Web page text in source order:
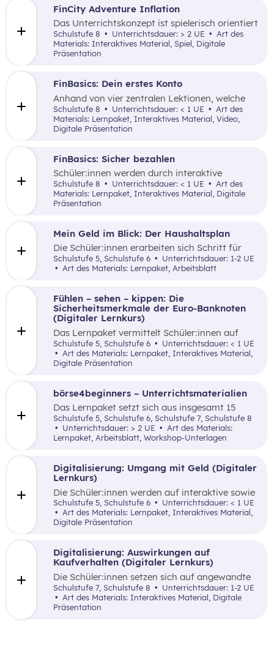
FinCity Adventure Inflation
Das Unterrichtskonzept ist spielerisch orientiert
und vermittelt den Schüler:innen wichtiges
Grundlagenwissen zur Inflation und wie sich
diese im alltäglichen Leben zeigt.
Schulstufe 8 Unterrichtsdauer: > 2 UE
Art des
Materials: Interaktives Material, Spiel, Digitale
Präsentation
FinBasics: Dein erstes Konto
Anhand von vier zentralen Lektionen, welche
interaktive Elemente nutzen, werden den
Schüler:innen wesentliche Inhalte zu den
unterschiedlichen Funktionen und dem Nutzen
eines Girokontos vermittelt.
Schulstufe 8 Unterrichtsdauer: < 1 UE
Materials: Lernpaket, Interaktives Material, Video,
Digitale Präsentation
FinBasics: Sicher bezahlen
Schüler:innen werden durch interaktive
Alltagsszenarien mit unterschiedlichen
Zahlungsmöglichkeiten und den damit
verbundenen Fragen von (finanzieller)
gemacht.
Schulstufe 8 Unterrichtsdauer: < 1 UE
Materials: Lernpaket, Interaktives Material, Digitale
Präsentation
Mein Geld im Blick: Der Haushaltsplan
Die Schüler:innen erarbeiten sich Schritt für
Schritt mittels lebensnaher Beispiele ein
Grundverständnis für einen Haushaltsplan.
Schulstufe 5, Schulstufe 6
Unterrichtsdauer: 1-2 UE
Art des Materials: Lernpaket, Arbeitsblatt
Fühlen – sehen – kippen: Die
Sicherheitsmerkmale der Euro-Banknoten
(Digitaler Lernkurs)
Das Lernpaket vermittelt Schüler:innen auf
kreative sowie spielerische Art und Weise die
Sicherheitsmerkmale von Euro-Banknoten
hinsichtlich Fälschungssicherheit von Bargeld.
Schulstufe 5, Schulstufe 6
Unterrichtsdauer: < 1 UE
Digitale Präsentation
börse4beginners – Unterrichtsmaterialien
Das Lernpaket setzt sich aus insgesamt 15
Arbeitsaufträgen zusammen, welche den
Schüler:innen auf kreative, spielerische sowie
angewandte Art und Weise Grundlagenwissen
Schulstufe 5, Schulstufe 6, Schulstufe 7, Schulstufe 8
Unterrichtsdauer: > 2 UE
Lernpaket, Arbeitsblatt, Workshop-Unterlagen
Digitalisierung: Umgang mit Geld (Digitaler
Lernkurs)
Die Schüler:innen werden auf interaktive sowie
spielerische Art und Weise mit der Möglichkeit
vertraut gemacht, digitale Tools als Hilfsmittel
anzuwenden, um eine bessere Übersicht über
Schulstufe 5, Schulstufe 6
Unterrichtsdauer: < 1 UE
Art des Materials: Lernpaket, Interaktives Material,
Digitale Präsentation
Digitalisierung: Auswirkungen auf
Kaufverhalten (Digitaler Lernkurs)
Die Schüler:innen setzen sich auf angewandte
Art und Weise mit der Digitalisierung und ihre
Auswirkungen auf das Konsumverhalten und
die finanzielle Haushaltsplanung auseinander.
Schulstufe 7, Schulstufe 8
Unterrichtsdauer: 1-2 UE
Präsentation